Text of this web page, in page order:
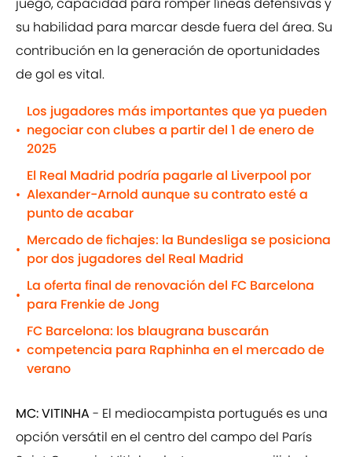
su habilidad para marcar desde fuera del área. Su
contribución en la generación de oportunidades
de gol es vital.
•
Los jugadores más importantes que ya pueden
negociar con clubes a partir del 1 de enero de
2025
•
El Real Madrid podría pagarle al Liverpool por
Alexander-Arnold aunque su contrato esté a
punto de acabar
•
Mercado de fichajes: la Bundesliga se posiciona
por dos jugadores del Real Madrid
•
La oferta final de renovación del FC Barcelona
para Frenkie de Jong
•
FC Barcelona: los blaugrana buscarán
competencia para Raphinha en el mercado de
verano
MC: VITINHA - El mediocampista portugués es una
opción versátil en el centro del campo del París